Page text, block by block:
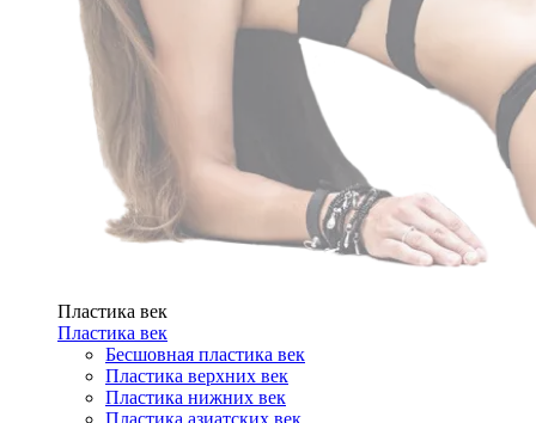
Пластика век
Пластика век
Бесшовная пластика век
Пластика верхних век
Пластика нижних век
Пластика азиатских век